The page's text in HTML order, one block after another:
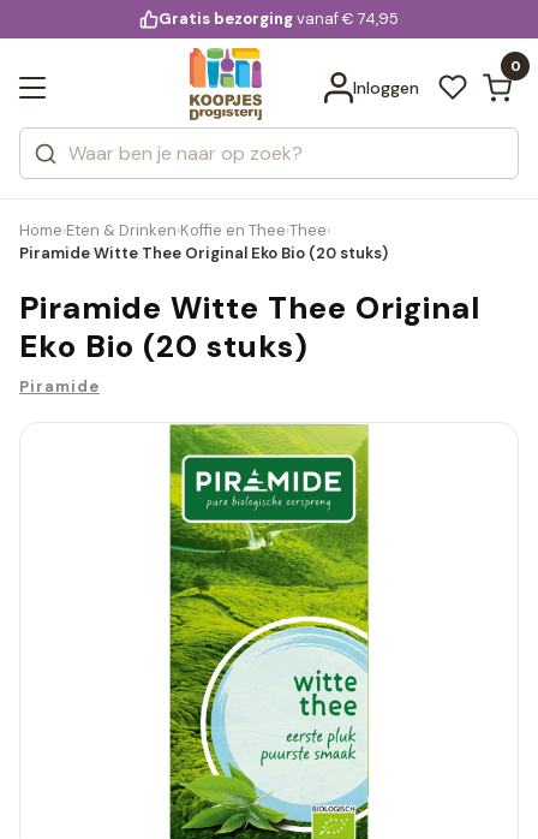
voor 20:00 uur besteld
Gratis bezorgingvanaf € 74,95
Inloggen
0
Zoeken
Categorieën
Merken
Bekijk alle resultaten
Home›Eten & Drinken›Koffie en Thee›Thee›
Piramide Witte Thee Original Eko Bio (20 stuks)
Piramide Witte Thee Original
Eko Bio (20 stuks)
Piramide